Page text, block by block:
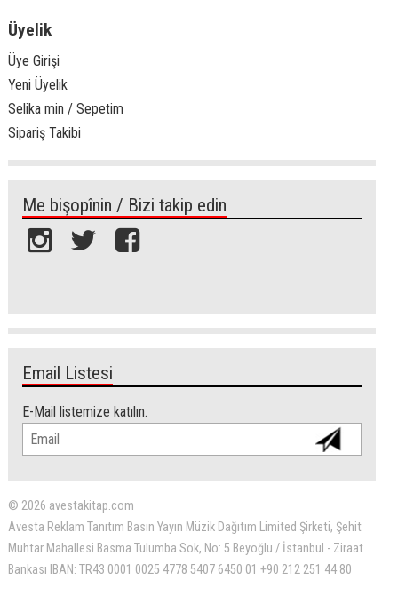
Üyelik
Üye Girişi
Yeni Üyelik
Selika min / Sepetim
Sipariş Takibi
Me bişopînin / Bizi takip edin
Email Listesi
E-Mail listemize katılın.
© 2026 avestakitap.com
Avesta Reklam Tanıtım Basın Yayın Müzik Dağıtım Limited Şirketi, Şehit
Muhtar Mahallesi Basma Tulumba Sok, No: 5 Beyoğlu / İstanbul - Ziraat
Bankası IBAN: TR43 0001 0025 4778 5407 6450 01 +90 212 251 44 80